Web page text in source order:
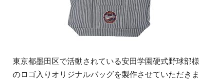
東京都墨田区で活動されている安田学園硬式野球部様
のロゴ入りオリジナルバッグを製作させていただきま